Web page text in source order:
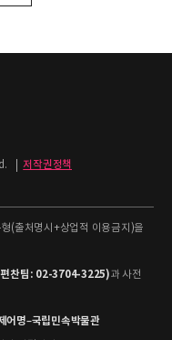
저작권정책
(출처명시+상업적 이용금지)을
찬팀: 02-3704-3225)과 사전
어명–국립민속박물관